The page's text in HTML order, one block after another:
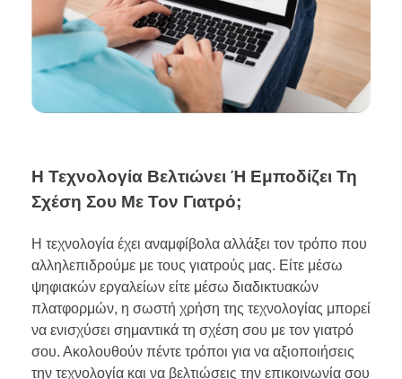
Η Τεχνολογία Βελτιώνει Ή Εμποδίζει Τη
Σχέση Σου Με Τον Γιατρό;
Η τεχνολογία έχει αναμφίβολα αλλάξει τον τρόπο που
αλληλεπιδρούμε με τους γιατρούς μας. Είτε μέσω
ψηφιακών εργαλείων είτε μέσω διαδικτυακών
πλατφορμών, η σωστή χρήση της τεχνολογίας μπορεί
να ενισχύσει σημαντικά τη σχέση σου με τον γιατρό
σου. Ακολουθούν πέντε τρόποι για να αξιοποιήσεις
την τεχνολογία και να βελτιώσεις την επικοινωνία σου